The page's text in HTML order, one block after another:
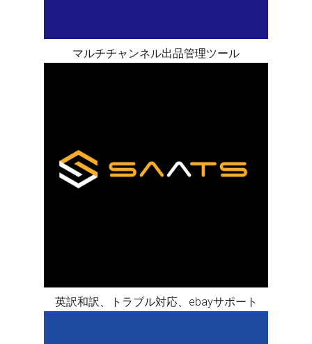
マルチチャンネル出品管理ツール
英訳和訳、トラブル対応、ebayサポート